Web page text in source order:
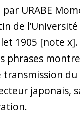
URABE
de l’Université
1905 [note x].
phrases
japonais,